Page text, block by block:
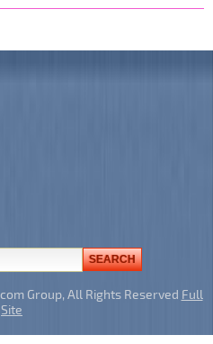
Group, All Rights Reserved Full
Site